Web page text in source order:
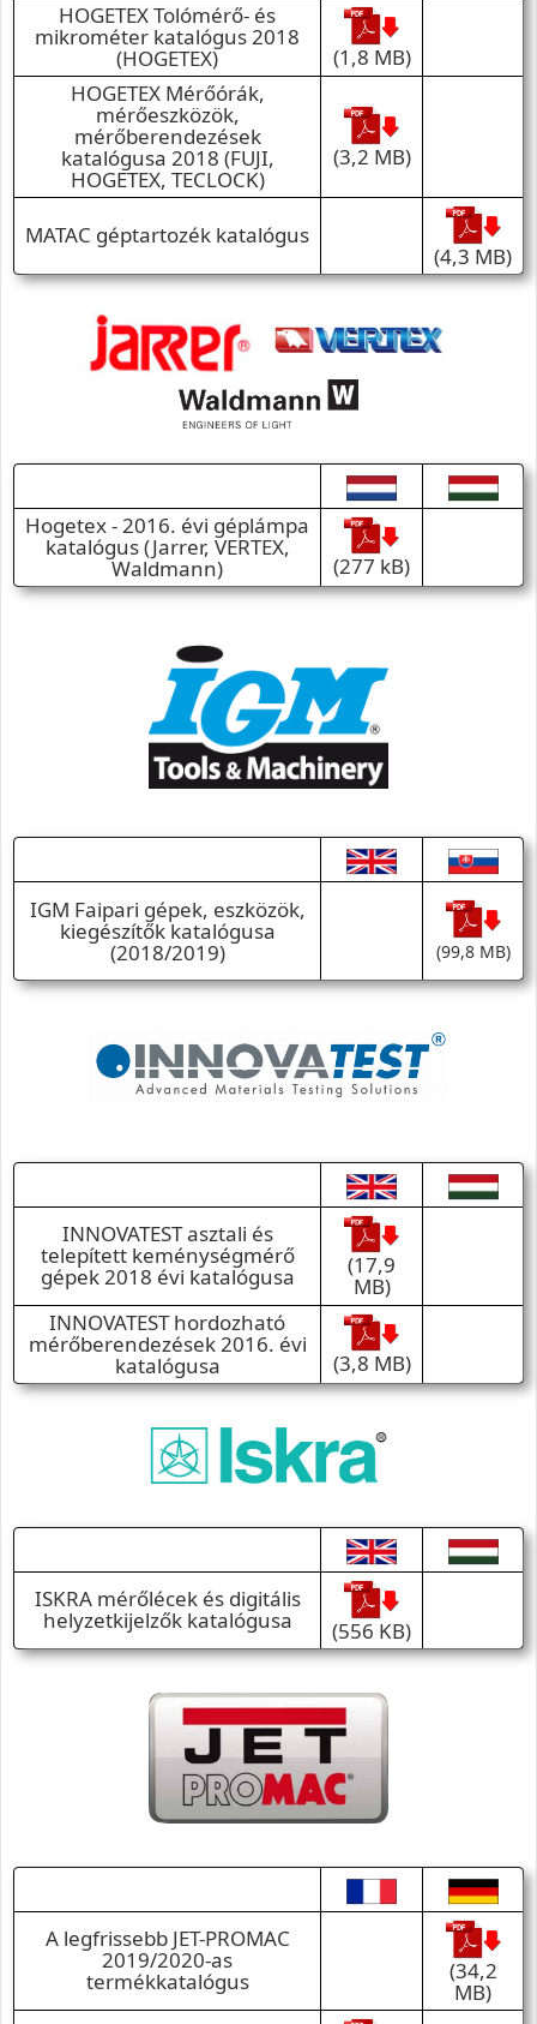
HOGETEX Tolómérő- és
mikrométer katalógus 2018
(HOGETEX)
(1,8 MB)
HOGETEX Mérőórák,
mérőeszközök,
mérőberendezések
katalógusa 2018 (FUJI,
HOGETEX, TECLOCK)
(3,2 MB)
MATAC géptartozék katalógus
(4,3 MB)
Hogetex - 2016. évi géplámpa
katalógus (Jarrer, VERTEX,
Waldmann) (277 kB)
IGM Faipari gépek, eszközök,
kiegészítők katalógusa
(2018/2019) (99,8 MB)
INNOVATEST asztali és
telepített keménységmérő
gépek 2018 évi katalógusa (17,9
MB)
INNOVATEST hordozható
mérőberendezések 2016. évi
katalógusa (3,8 MB)
ISKRA mérőlécek és digitális
helyzetkijelzők katalógusa (556 KB)
A legfrissebb JET-PROMAC
2019/2020-as
termékkatalógus (34,2
MB)